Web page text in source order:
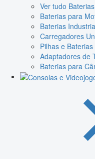
Ver tudo
Baterias para
Baterias
Carregadores
Pilhas e
Adaptadores de
Baterias para